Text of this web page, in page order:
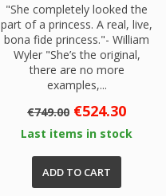
"She completely looked the
part of a princess. A real, live,
bona fide princess."- William
Wyler "She’s the original,
there are no more
examples,...
Regular
€749.00 Price
€524.30
Last items in stock
ADD TO CART